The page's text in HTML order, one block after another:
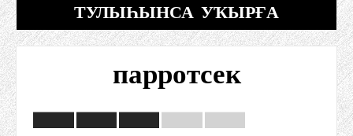
ТУЛЫҺЫНСА УҠЫРҒА
парротсек